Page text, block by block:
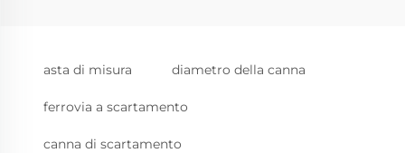
asta di misura diametro della canna
ferrovia a scartamento
canna di scartamento